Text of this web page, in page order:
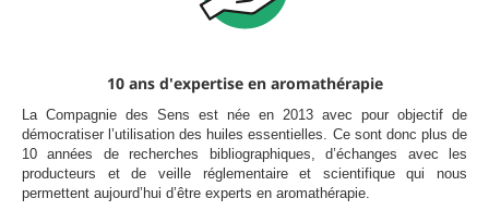
10 ans d'expertise en aromathérapie
La Compagnie des Sens est née en 2013 avec pour objectif de
démocratiser l’utilisation des huiles essentielles. Ce sont donc plus de
10 années de recherches bibliographiques, d’échanges avec les
producteurs et de veille réglementaire et scientifique qui nous
permettent aujourd’hui d’être experts en aromathérapie.